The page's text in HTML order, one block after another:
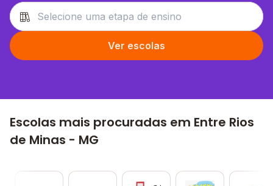
Ver escolas
Escolas mais procuradas em Entre Rios
de Minas - MG